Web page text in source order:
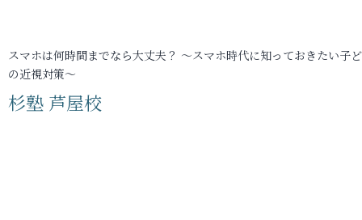
スマホは何時間までなら大丈夫？ ～スマホ時代に知っておきたい子
の近視対策～
杉塾 芦屋校